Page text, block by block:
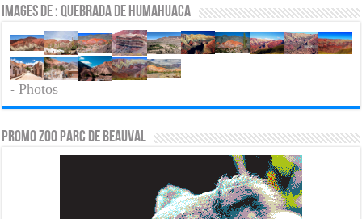
Images de : Quebrada de Humahuaca
- Photos
PROMO ZOO PARC DE BEAUVAL